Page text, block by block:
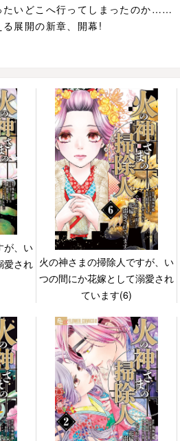
たいどこへ行ってしまったのか……
展開の新章、開幕!
が、い
愛され 火の神さまの掃除人ですが、い
つの間にか花嫁として溺愛され
ています(6)